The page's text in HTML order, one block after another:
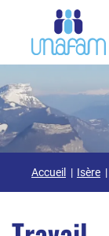
Accueil Isère